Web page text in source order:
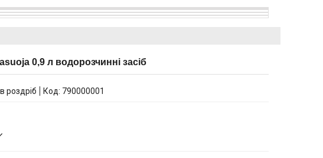
0,9 л водорозчинні засіб
роздріб Код: 790000001